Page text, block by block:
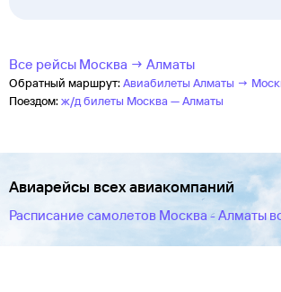
Все рейсы Москва → Алматы
Обратный маршрут:Авиабилеты Алматы →
Поездом:ж/д билеты Москва — Алматы
Авиарейсы всех авиакомпаний
Расписание самолетов Москва - Алматы